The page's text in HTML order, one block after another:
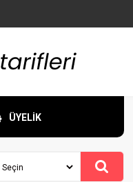
ÜYELİK